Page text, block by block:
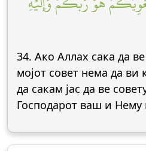
34. Ако Аллах сака да
мојот совет нема да ви
да сакам јас да ве
Господарот ваш и Нему